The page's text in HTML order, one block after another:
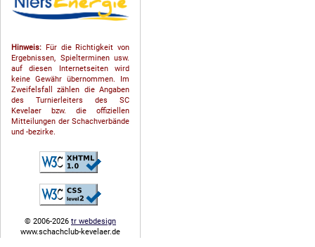
Hinweis: Für die Richtigkeit von
Ergebnissen, Spielterminen usw.
auf diesen Internetseiten wird
keine Gewähr übernommen. Im
Zweifelsfall zählen die Angaben
des Turnierleiters des SC
Kevelaer bzw. die offiziellen
Mitteilungen der Schach­ver­bände
und -bezirke.
© 2006-2026 tr webdesign
www.schachclub-kevelaer.de